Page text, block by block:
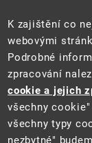
K zajištění co
webovými
Podrobné
zpracování
cookie a jejich
všechny
všechny typy
nezbytné"